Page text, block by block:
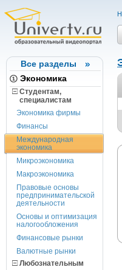
Все разделы
Экономика
Студентам,
cпециалистам
Экономика фирмы
Финансы
Международная
экономика
Микроэкономика
Макроэкономика
Правовые основы
предпринимательской
деятельности
Основы и оптимизация
налогообложения
Финансовые рынки
Валютные рынки
Любознательным